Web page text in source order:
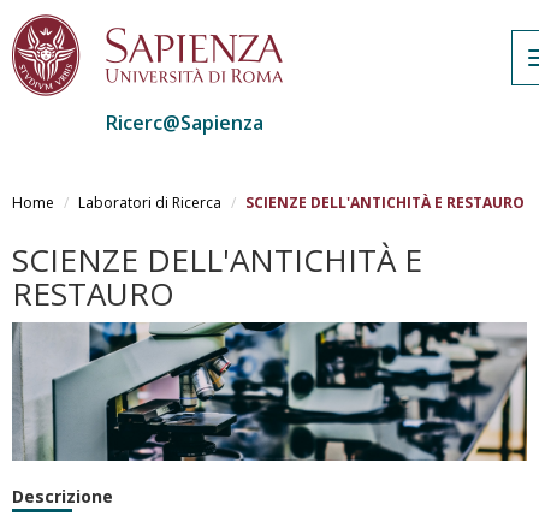
al
principale
Ricerc@Sapienza
Home Laboratori di Ricerca SCIENZE DELL'ANTICHITÀ E RESTAURO
SCIENZE DELL'ANTICHITÀ E
RESTAURO
Descrizione